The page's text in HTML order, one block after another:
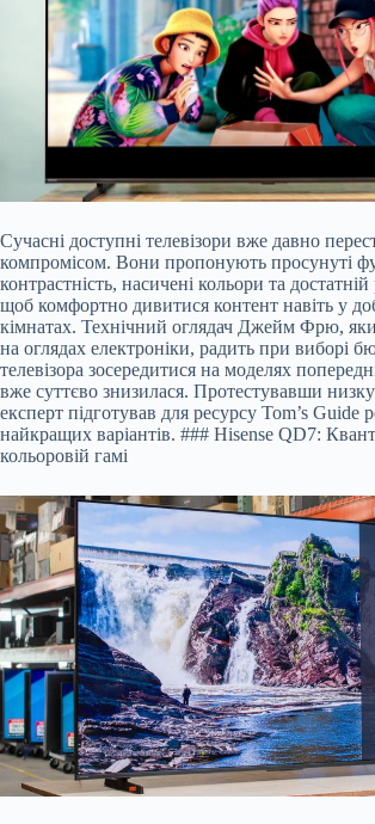
Сучасні доступні телевізори вже давно
компромісом. Вони пропонують просунуті
контрастність, насичені кольори та достатній
щоб комфортно дивитися контент навіть у
кімнатах. Технічний оглядач Джейм Фрю,
на оглядах електроніки, радить при виборі
телевізора зосередитися на моделях
вже суттєво знизилася. Протестувавши
експерт підготував для ресурсу Tom’s Guide
найкращих варіантів. ### Hisense QD7:
кольоровій гамі